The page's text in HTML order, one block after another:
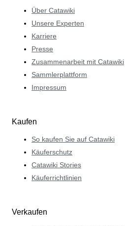
Über Catawiki
Unsere Experten
Karriere
Presse
Zusammenarbeit mit Catawiki
Sammlerplattform
Impressum
Kaufen
So kaufen Sie auf Catawiki
Käuferschutz
Catawiki Stories
Käuferrichtlinien
Verkaufen